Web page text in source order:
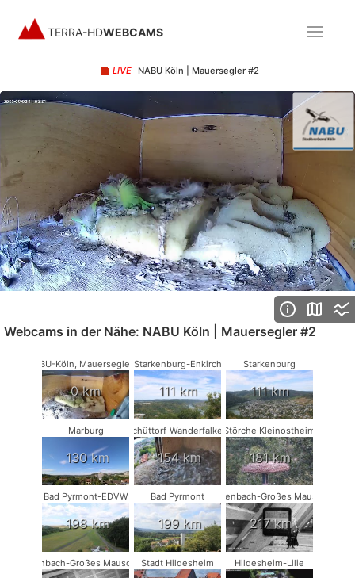
TERRA-HDWEBCAMS
UnmuteStream
LIVE NABU Köln | Mauersegler #2
Webcams in der Nähe: NABU Köln | Mauersegler #2
NABU-Köln, Mauersegler #1
0 km
Starkenburg-Enkirch
111 km
Starkenburg
111 km
Marburg
130 km
Schüttorf-Wanderfalken
154 km
Störche Kleinostheim
181 km
Bad Pyrmont-EDVW
198 km
Bad Pyrmont
199 km
Rodenbach-Großes Mausohr
217 km
Rodenbach-Großes Mausohr #2Stadt Hildesheim Hildesheim-Lilie